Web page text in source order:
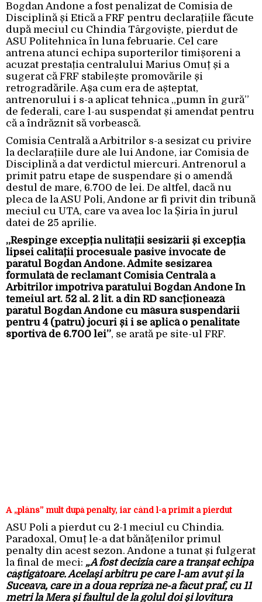
Bogdan Andone a fost penalizat de Comisia de
Disciplină și Etică a FRF pentru declarațiile făcute
după meciul cu Chindia Târgoviște, pierdut de
ASU Politehnica în luna februarie. Cel care
antrena atunci echipa suporterilor timișoreni a
acuzat prestația centralului Marius Omuț și a
sugerat că FRF stabilește promovările și
retrogradările. Așa cum era de așteptat,
antrenorului i s-a aplicat tehnica „pumn în gură”
de federali, care l-au suspendat și amendat pentru
că a îndrăznit să vorbească.
Comisia Centrală a Arbitrilor s-a sesizat cu privire
la declarațiile dure ale lui Andone, iar Comisia de
Disciplină a dat verdictul miercuri. Antrenorul a
primit patru etape de suspendare și o amendă
destul de mare, 6.700 de lei. De altfel, dacă nu
pleca de la ASU Poli, Andone ar fi privit din tribună
meciul cu UTA, care va avea loc la Șiria în jurul
datei de 25 aprilie.
„Respinge excepția nulității sesizării și excepția
lipsei calității procesuale pasive invocate de
pârâtul Bogdan Andone. Admite sesizarea
formulată de reclamant Comisia Centrală a
Arbitrilor împotriva pârâtului Bogdan Andone În
temeiul art. 52 al. 2 lit. a din RD sancționează
pârâtul Bogdan Andone cu măsura suspendării
pentru 4 (patru) jocuri și i se aplică o penalitate
sportivă de 6.700 lei”, se arată pe site-ul FRF.
A „plâns” mult după penalty, iar când l-a primit a pierdut
ASU Poli a pierdut cu 2-1 meciul cu Chindia.
Paradoxal, Omuț le-a dat bănățenilor primul
penalty din acest sezon. Andone a tunat și fulgerat
la final de meci: „A fost decizia care a tranșat echipa
câștigătoare. Același arbitru pe care l-am avut și la
Suceava, care în a doua repriză ne-a făcut praf, cu 11
metri la Mera și faultul de la golul doi și lovitura